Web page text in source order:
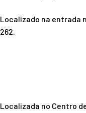
Localizado na entrada
262.
Localizada no Centro